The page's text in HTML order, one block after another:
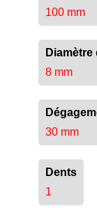
100 mm
Diamètre
8 mm
30 mm
Dents
1